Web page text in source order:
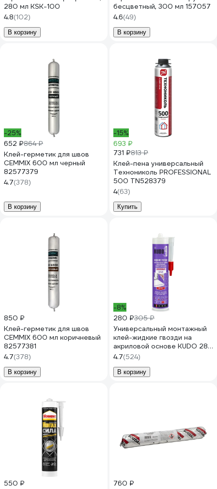
280 мл KSK-100
4.8(102)
В корзину
бесцветный, 300 мл 157057
4.6(49)
В корзину
-25%
652 ₽864 ₽
Клей-герметик для швов
CEMMIX 600 мл черный
82577379
4.7(378)
В корзину
-15%
693 ₽
731 ₽813 ₽
Клей-пена универсальный
Технониколь PROFESSIONAL
500 TN528379
4(63)
Купить
850 ₽
Клей-герметик для швов
CEMMIX 600 мл коричневый
82577381
4.7(378)
В корзину
-8%
280 ₽305 ₽
Универсальный монтажный
клей-жидкие гвозди на
акриловой основе KUDO 280
мл KBK-301
4.7(524)
В корзину
550 ₽
760 ₽